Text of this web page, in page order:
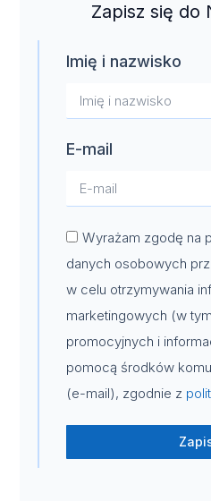
Zapisz się do
Imię i nazwisko
E-mail
Wyrażam zgodę na
danych osobowych
w celu otrzymywania
marketingowych (w
promocyjnych i
pomocą środków
(e-mail), zgodnie z